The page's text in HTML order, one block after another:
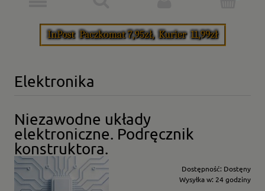
Elektronika
Niezawodne układy
elektroniczne. Podręcznik
konstruktora.
Dostępność: Dostęny
Wysyłka w: 24 godziny